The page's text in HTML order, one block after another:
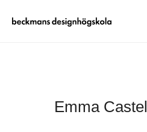
Emma Castel